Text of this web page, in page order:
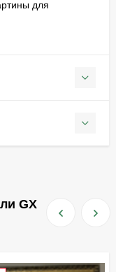
для
GX